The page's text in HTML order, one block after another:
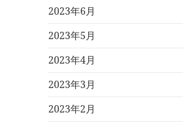
2023年6月
2023年5月
2023年4月
2023年3月
2023年2月